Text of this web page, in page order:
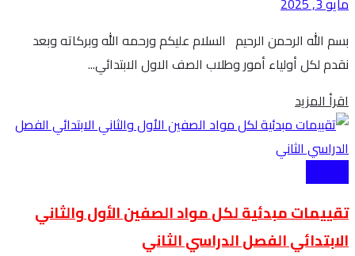
بسم الله الرحمن الرحيم السلام عليكم ورحمه الله وبركاته وبعد
نقدم لكل أولياء أمور وطلاب الصف الاول الابتدائي...
اقرأ المزيدDetails
تقييمات مبدئية لكل مواد الصفين الأول والثاني
الابتدائي الفصل الدراسي الثاني